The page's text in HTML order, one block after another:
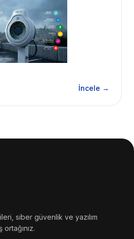
İncele →
siber güvenlik ve yazılım